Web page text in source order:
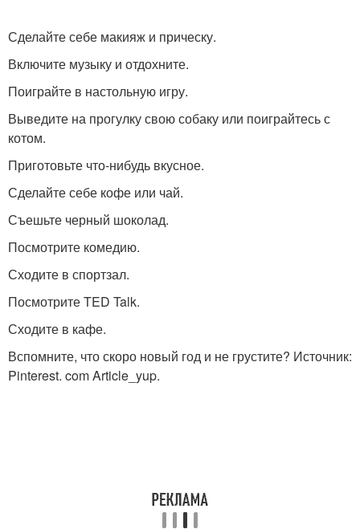
Сделайте себе макияж и прическу.
Включите музыку и отдохните.
Поиграйте в настольную игру.
Выведите на прогулку свою собаку или поиграйтесь с
котом.
Приготовьте что-нибудь вкусное.
Сделайте себе кофе или чай.
Съешьте черный шоколад.
Посмотрите комедию.
Сходите в спортзал.
Посмотрите TED Talk.
Сходите в кафе.
Вспомните, что скоро новый год и не грустите? Источник:
Pinterest. com Article_yup.